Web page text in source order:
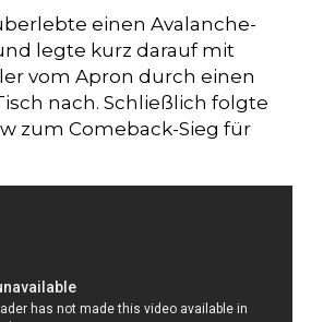
einen Avalanche-
legte kurz darauf mit
vom Apron durch einen
nach. Schließlich folgte
zum Comeback-Sieg für